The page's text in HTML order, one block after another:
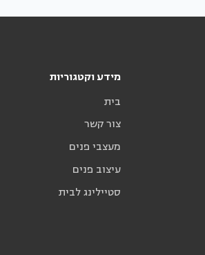
מידע וקטגוריות
בית
צור קשר
מעצבי פנים
עיצוב פנים
סטיילינג לבית